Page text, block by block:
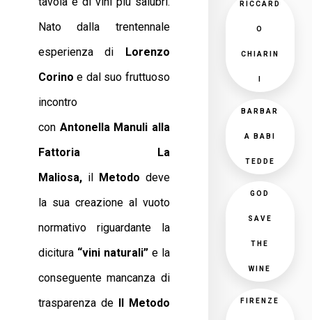
Nato dalla trentennale
esperienza di Lorenzo
Corino e dal suo fruttuoso
incontro
con Antonella Manuli alla
Fattoria La
Maliosa, il Metodo deve
la sua creazione al vuoto
normativo riguardante la
dicitura “vini naturali”e la
conseguente mancanza di
trasparenza de Il Metodo
RICCARD
O
CHIARIN
BARBAR
A BABI
TEDDE
GOD
SAVE
THE
WINE
FIRENZE